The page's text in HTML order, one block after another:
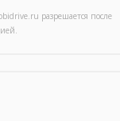
разрешается после